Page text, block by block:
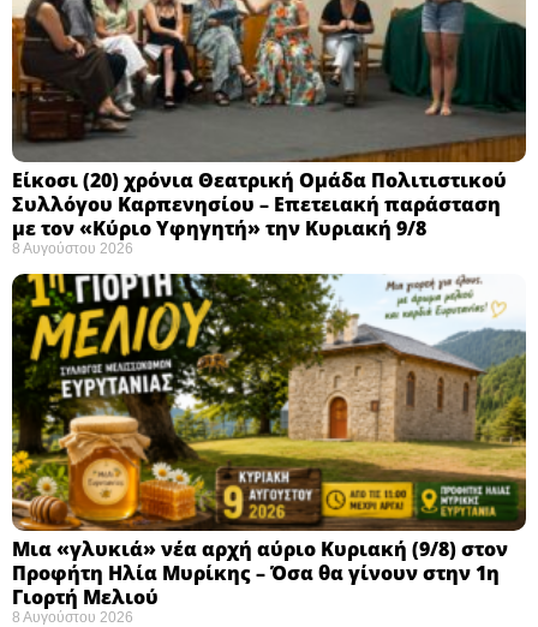
Eίκοσι (20) χρόνια Θεατρική Ομάδα Πολιτιστικού
Συλλόγου Καρπενησίου – Επετειακή παράσταση
με τον «Κύριο Υφηγητή» την Κυριακή 9/8
8 Αυγούστου 2026
Μια «γλυκιά» νέα αρχή αύριο Κυριακή (9/8) στον
Προφήτη Ηλία Μυρίκης – Όσα θα γίνουν στην 1η
Γιορτή Μελιού
8 Αυγούστου 2026